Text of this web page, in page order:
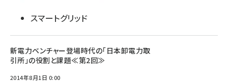
スマートグリッド
新電力ベンチャー登場時代の「日本卸電力取
引所」の役割と課題≪第2回≫
2014年8月1日 0:00